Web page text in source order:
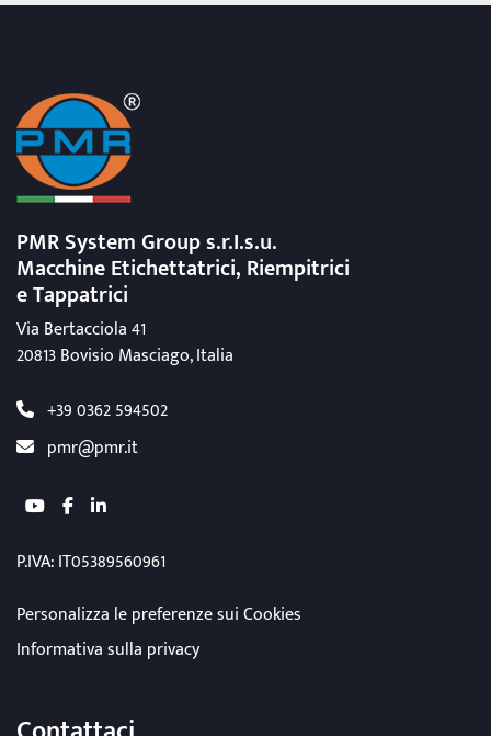
PMR System Group s.r.I.s.u.
Macchine Etichettatrici, Riempitrici
e Tappatrici
Via Bertacciola 41
20813 Bovisio Masciago, Italia
+39 0362 594502
pmr@pmr.it
youtubefacebooklinkedin
P.IVA: IT05389560961
Personalizza le preferenze sui Cookies
Informativa sulla privacy